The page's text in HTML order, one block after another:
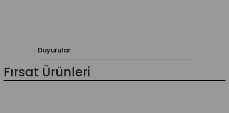
Duyurular
Fırsat Ürünleri